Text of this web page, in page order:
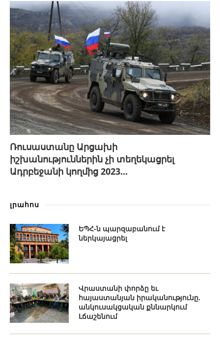
Ռուսաստանը Արցախի
իշխանություններին չի տեղեկացրել
Ադրբեջանի կողմից 2023...
լրահոս
ԵՊՀ-ն պարզաբանում է
ներկայացրել
Վրաստանի փորձը եւ
հայաստանյան իրականությունը.
անկուսակցական քննարկում
Լճաշենում